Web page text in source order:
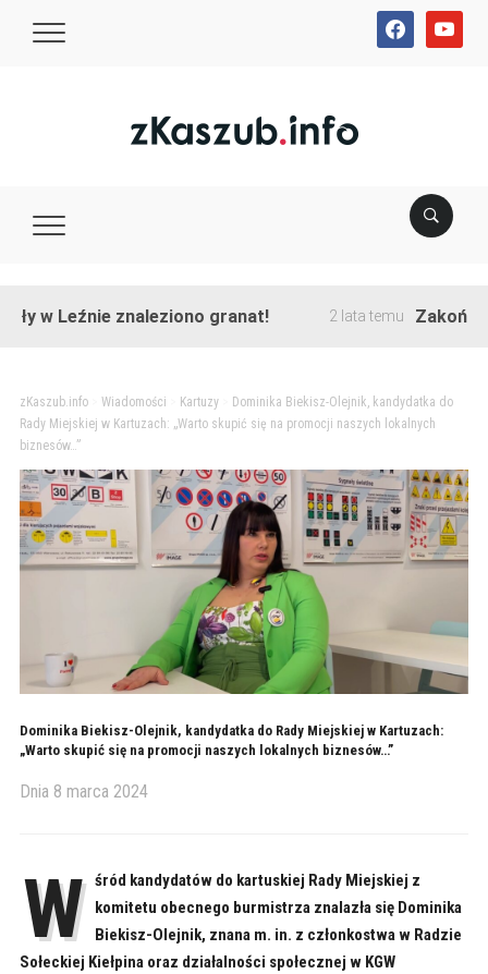
facebookyoutube
znaleziono granat! 2 lata temu Zakończono
zKaszub.info> Wiadomości Kartuzy>
Dominika Biekisz-Olejnik, kandydatka do
Rady Miejskiej w Kartuzach: „Warto skupić się na promocji naszych lokalnych
biznesów…”
Dominika Biekisz-Olejnik, kandydatka do Rady Miejskiej w Kartuzach:
„Warto skupić się na promocji naszych lokalnych biznesów…”
Dnia 8 marca 2024
W śród kandydatów do kartuskiej Rady Miejskiej z
komitetu obecnego burmistrza znalazła się Dominika
Biekisz-Olejnik, znana m. in. z członkostwa w Radzie
Sołeckiej Kiełpina oraz działalności społecznej w KGW